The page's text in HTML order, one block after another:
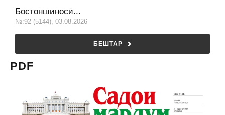
Бостоншиносӣ...
№:92 (5144), 03.08.2026
БЕШТАР
PDF